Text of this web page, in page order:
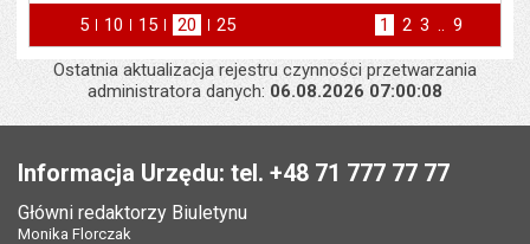
5 elementów na stronie
10 elementów
na stronie
15 elementów
na stronie
20 elementów
na stronie
25
na stronie
Strona
1 Strona
2 Strona
3 .. Strona
9
następna
Ostatnia aktualizacja rejestru czynności przetwarzania
administratora danych: 06.08.2026 07:00:08
Informacja Urzędu: tel. +48 71 777 77 77
Główni redaktorzy Biuletynu
Monika Florczak